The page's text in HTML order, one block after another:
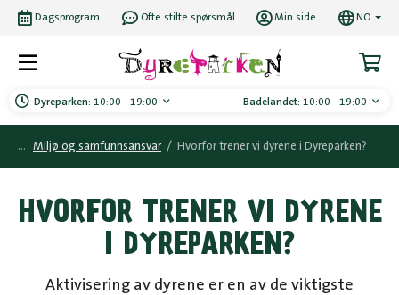
Dyreparken: 10:00 - 19:00 Badelandet: 10:00 - 19:00
Dagsprogram Ofte stilte spørsmål Min side NO
Miljø og samfunnsansvar / Hvorfor trener vi dyrene i Dyreparken?
HVORFOR TRENER VI DYRENE
I DYREPARKEN?
Aktivisering av dyrene er en av de viktigste